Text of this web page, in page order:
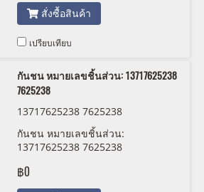
สั่งซื้อสินค้า
เปรียบเทียบ
กันชน หมายเลขชิ้นส่วน: 13717625238
7625238
13717625238 7625238
กันชน หมายเลขชิ้นส่วน:
13717625238 7625238
฿0